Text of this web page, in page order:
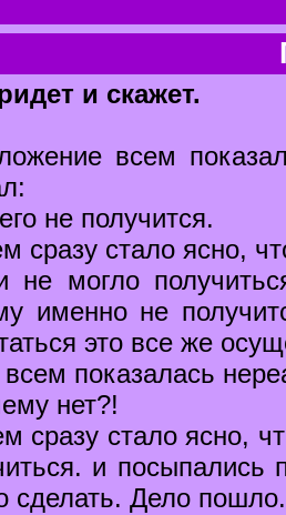
и скажет.
всем
не получится.
сразу стало ясно,
не могло
именно не
это все же
показалась
нет?!
сразу стало ясно,
и посыпались
сделать. Дело пошло.